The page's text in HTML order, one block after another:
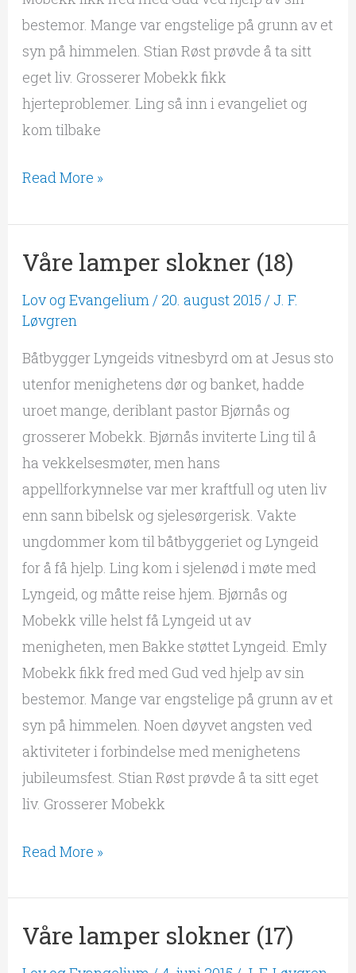
bestemor. Mange var engstelige på grunn av et
syn på himmelen. Stian Røst prøvde å ta sitt
eget liv. Grosserer Mobekk fikk
hjerteproblemer. Ling så inn i evangeliet og
kom tilbake
Read More »
Våre lamper slokner (18)
Lov og Evangelium / 20. august 2015 / J. F.
Løvgren
Båtbygger Lyngeids vitnesbyrd om at Jesus sto
utenfor menighetens dør og banket, hadde
uroet mange, deriblant pastor Bjørnås og
grosserer Mobekk. Bjørnås inviterte Ling til å
ha vekkelsesmøter, men hans
appellforkynnelse var mer kraftfull og uten liv
enn sann bibelsk og sjelesørgerisk. Vakte
ungdommer kom til båtbyggeriet og Lyngeid
for å få hjelp. Ling kom i sjelenød i møte med
Lyngeid, og måtte reise hjem. Bjørnås og
Mobekk ville helst få Lyngeid ut av
menigheten, men Bakke støttet Lyngeid. Emly
Mobekk fikk fred med Gud ved hjelp av sin
bestemor. Mange var engstelige på grunn av et
syn på himmelen. Noen døyvet angsten ved
aktiviteter i forbindelse med menighetens
jubileumsfest. Stian Røst prøvde å ta sitt eget
liv. Grosserer Mobekk
Våre
slokner
Read More »
Våre lamper slokner (17)
Våre